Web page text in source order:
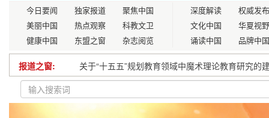
今日要闻 独家报道
聚焦中国
美丽中国
热点观察
科教文卫
健康中国
东盟之窗 杂志阅览
深度解读
权威发布
文化中国
华夏视野
诵读中国
品牌中国
报道之窗:
多项务实举措助力京津冀协同发展再上新台阶
湖南衡阳福彩：翰墨迎春，福彩送福